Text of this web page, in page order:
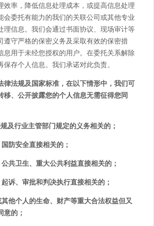
效率，降低信息处理成本，或提高信息处理
会委托有能力的我们的关联公司或其他专业
理信息。我们会通过书面协议、现场审计等
遵守严格的保密义务及采取有效的保密措
息用于未经您授权的用户。在委托关系解除
保存个人信息。我们承诺对此负责。
律法规及国家标准，在以下情形中，我们可
移、公开披露您的个人信息无需征得您同
及行业主管部门规定的义务相关的；
防安全直接相关的；
共卫生、重大公共利益直接相关的；
诉、审批和判决执行直接相关的；
他个人的生命、财产等重大合法权益但又
意的；